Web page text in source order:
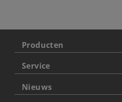
Producten
Service
Nieuws